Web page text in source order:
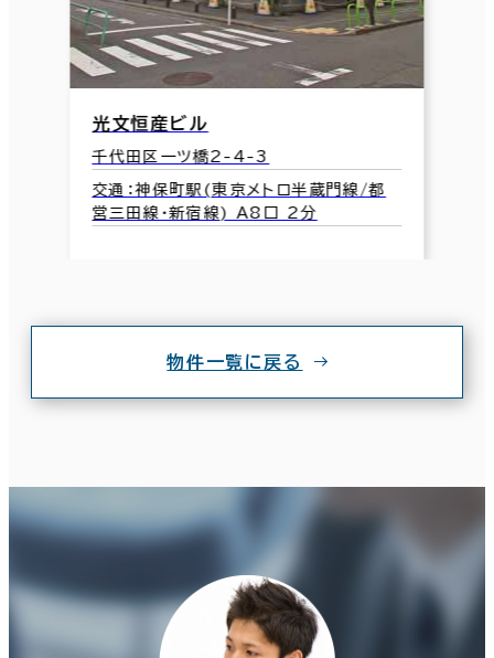
光文恒産ビル
千代田区一ツ橋2-4-3
交通：神保町駅(東京メトロ半蔵門線/都
営三田線･新宿線) A8口 2分
物件一覧に戻る